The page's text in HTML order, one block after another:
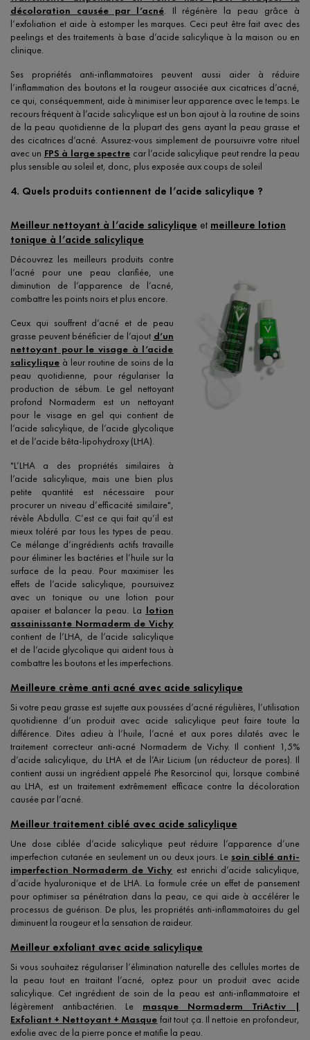
décoloration causée par l’acné. Il régénère la peau grâce à
l’exfoliation et aide à estomper les marques. Ceci peut être fait avec des
peelings et des traitements à base d’acide salicylique à la maison ou en
clinique.
Ses propriétés anti-inflammatoires peuvent aussi aider à réduire
l’inflammation des boutons et la rougeur associée aux cicatrices d’acné,
ce qui, conséquemment, aide à minimiser leur apparence avec le temps. Le
recours fréquent à l’acide salicylique est un bon ajout à la routine de soins
de la peau quotidienne de la plupart des gens ayant la peau grasse et
des cicatrices d’acné. Assurez-vous simplement de poursuivre votre rituel
avec un FPS à large spectre car l’acide salicylique peut rendre la peau
plus sensible au soleil et, donc, plus exposée aux coups de soleil
4. Quels produits contiennent de l’acide salicylique ?
Meilleur nettoyant à l’acide salicylique et meilleure lotion
tonique à l’acide salicylique
Découvrez les meilleurs produits contre
l’acné pour une peau clarifiée, une
diminution de l’apparence de l’acné,
combattre les points noirs et plus encore.
Ceux qui souffrent d’acné et de peau
grasse peuvent bénéficier de l’ajout d’un
nettoyant pour le visage à l’acide
salicylique à leur routine de soins de la
peau quotidienne, pour régulariser la
production de sébum. Le gel nettoyant
profond Normaderm est un nettoyant
pour le visage en gel qui contient de
l’acide salicylique, de l’acide glycolique
et de l’acide bêta-lipohydroxy (LHA).
"L’LHA a des propriétés similaires à
l’acide salicylique, mais une bien plus
petite quantité est nécessaire pour
procurer un niveau d’efficacité similaire",
révèle Abdulla. C’est ce qui fait qu’il est
mieux toléré par tous les types de peau.
Ce mélange d’ingrédients actifs travaille
pour éliminer les bactéries et l’huile sur la
surface de la peau. Pour maximiser les
effets de l’acide salicylique, poursuivez
avec un tonique ou une lotion pour
apaiser et balancer la peau. La lotion
assainissante Normaderm de Vichy
contient de l’LHA, de l’acide salicylique
et de l’acide glycolique qui aident tous à
combattre les boutons et les imperfections.
Meilleure crème anti acné avec acide salicylique
Si votre peau grasse est sujette aux poussées d’acné régulières, l’utilisation
quotidienne d’un produit avec acide salicylique peut faire toute la
différence. Dites adieu à l’huile, l’acné et aux pores dilatés avec le
traitement correcteur anti-acné Normaderm de Vichy. Il contient 1,5%
d’acide salicylique, du LHA et de l’Air Licium (un réducteur de pores). Il
contient aussi un ingrédient appelé Phe Resorcinol qui, lorsque combiné
au LHA, est un traitement extrêmement efficace contre la décoloration
causée par l’acné.
Meilleur traitement ciblé avec acide salicylique
Une dose ciblée d’acide salicylique peut réduire l’apparence d’une
imperfection cutanée en seulement un ou deux jours. Le soin ciblé anti-
imperfection Normaderm de Vichy est enrichi d’acide salicylique,
d’acide hyaluronique et de LHA. La formule crée un effet de pansement
pour optimiser sa pénétration dans la peau, ce qui aide à accélérer le
processus de guérison. De plus, les propriétés anti-inflammatoires du gel
diminuent la rougeur et la sensation de raideur.
Meilleur exfoliant avec acide salicylique
Si vous souhaitez régulariser l’élimination naturelle des cellules mortes de
la peau tout en traitant l’acné, optez pour un produit avec acide
salicylique. Cet ingrédient de soin de la peau est anti-inflammatoire et
légèrement antibactérien. Le masque Normaderm TriActiv |
Exfoliant + Nettoyant + Masque fait tout ça. Il nettoie en profondeur,
exfolie avec de la pierre ponce et matifie la peau.